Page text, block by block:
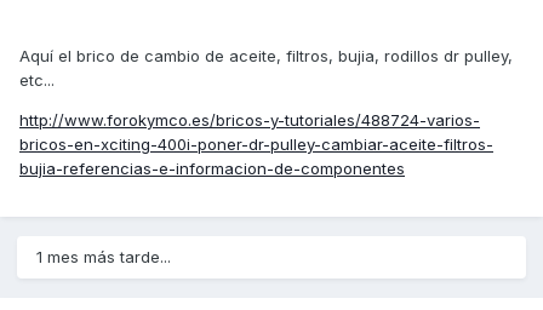
Aquí el brico de cambio de aceite, filtros, bujia, rodillos dr pulley,
etc...
http://www.forokymco.es/bricos-y-tutoriales/488724-varios-
bricos-en-xciting-400i-poner-dr-pulley-cambiar-aceite-filtros-
bujia-referencias-e-informacion-de-componentes
1 mes más tarde...